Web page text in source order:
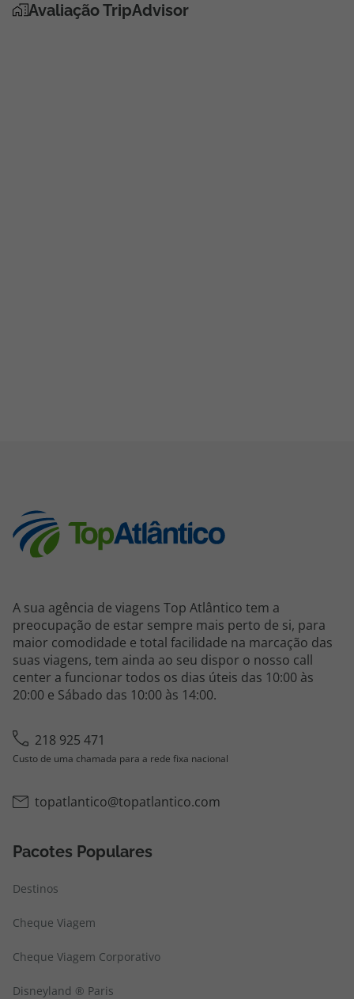
Avaliação TripAdvisor
A sua agência de viagens Top Atlântico tem a
preocupação de estar sempre mais perto de si, para
maior comodidade e total facilidade na marcação das
suas viagens, tem ainda ao seu dispor o nosso call
center a funcionar todos os dias úteis das 10:00 às
20:00 e Sábado das 10:00 às 14:00.
218 925 471
Custo de uma chamada para a rede fixa nacional
topatlantico@topatlantico.com
Pacotes Populares
Destinos
Cheque Viagem
Cheque Viagem Corporativo
Disneyland ® Paris